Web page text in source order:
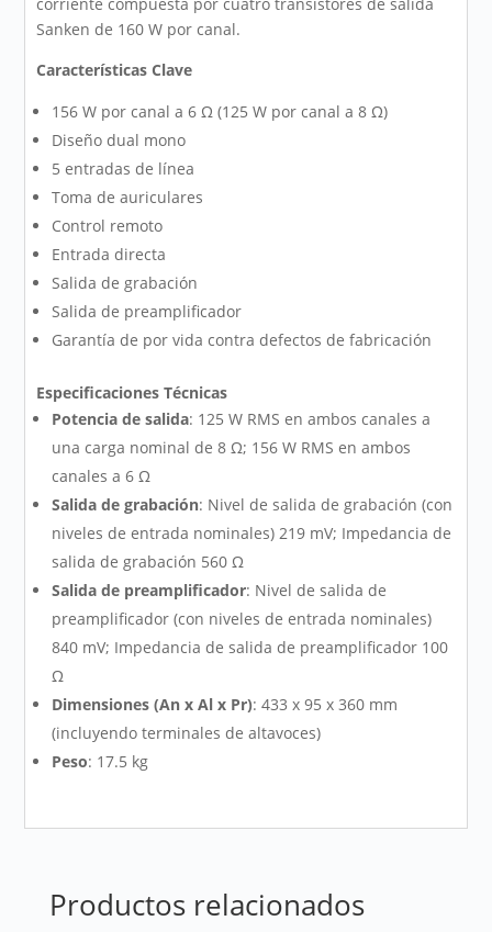
corriente compuesta por cuatro transistores de salida
Sanken de 160 W por canal.
Características Clave
156 W por canal a 6 Ω (125 W por canal a 8 Ω)
Diseño dual mono
5 entradas de línea
Toma de auriculares
Control remoto
Entrada directa
Salida de grabación
Salida de preamplificador
Garantía de por vida contra defectos de fabricación
Especificaciones Técnicas
Potencia de salida: 125 W RMS en ambos canales a
una carga nominal de 8 Ω; 156 W RMS en ambos
canales a 6 Ω
Salida de grabación: Nivel de salida de grabación (con
niveles de entrada nominales) 219 mV; Impedancia de
salida de grabación 560 Ω
Salida de preamplificador: Nivel de salida de
preamplificador (con niveles de entrada nominales)
840 mV; Impedancia de salida de preamplificador 100
Ω
Dimensiones (An x Al x Pr): 433 x 95 x 360 mm
(incluyendo terminales de altavoces)
Peso: 17.5 kg
Productos relacionados